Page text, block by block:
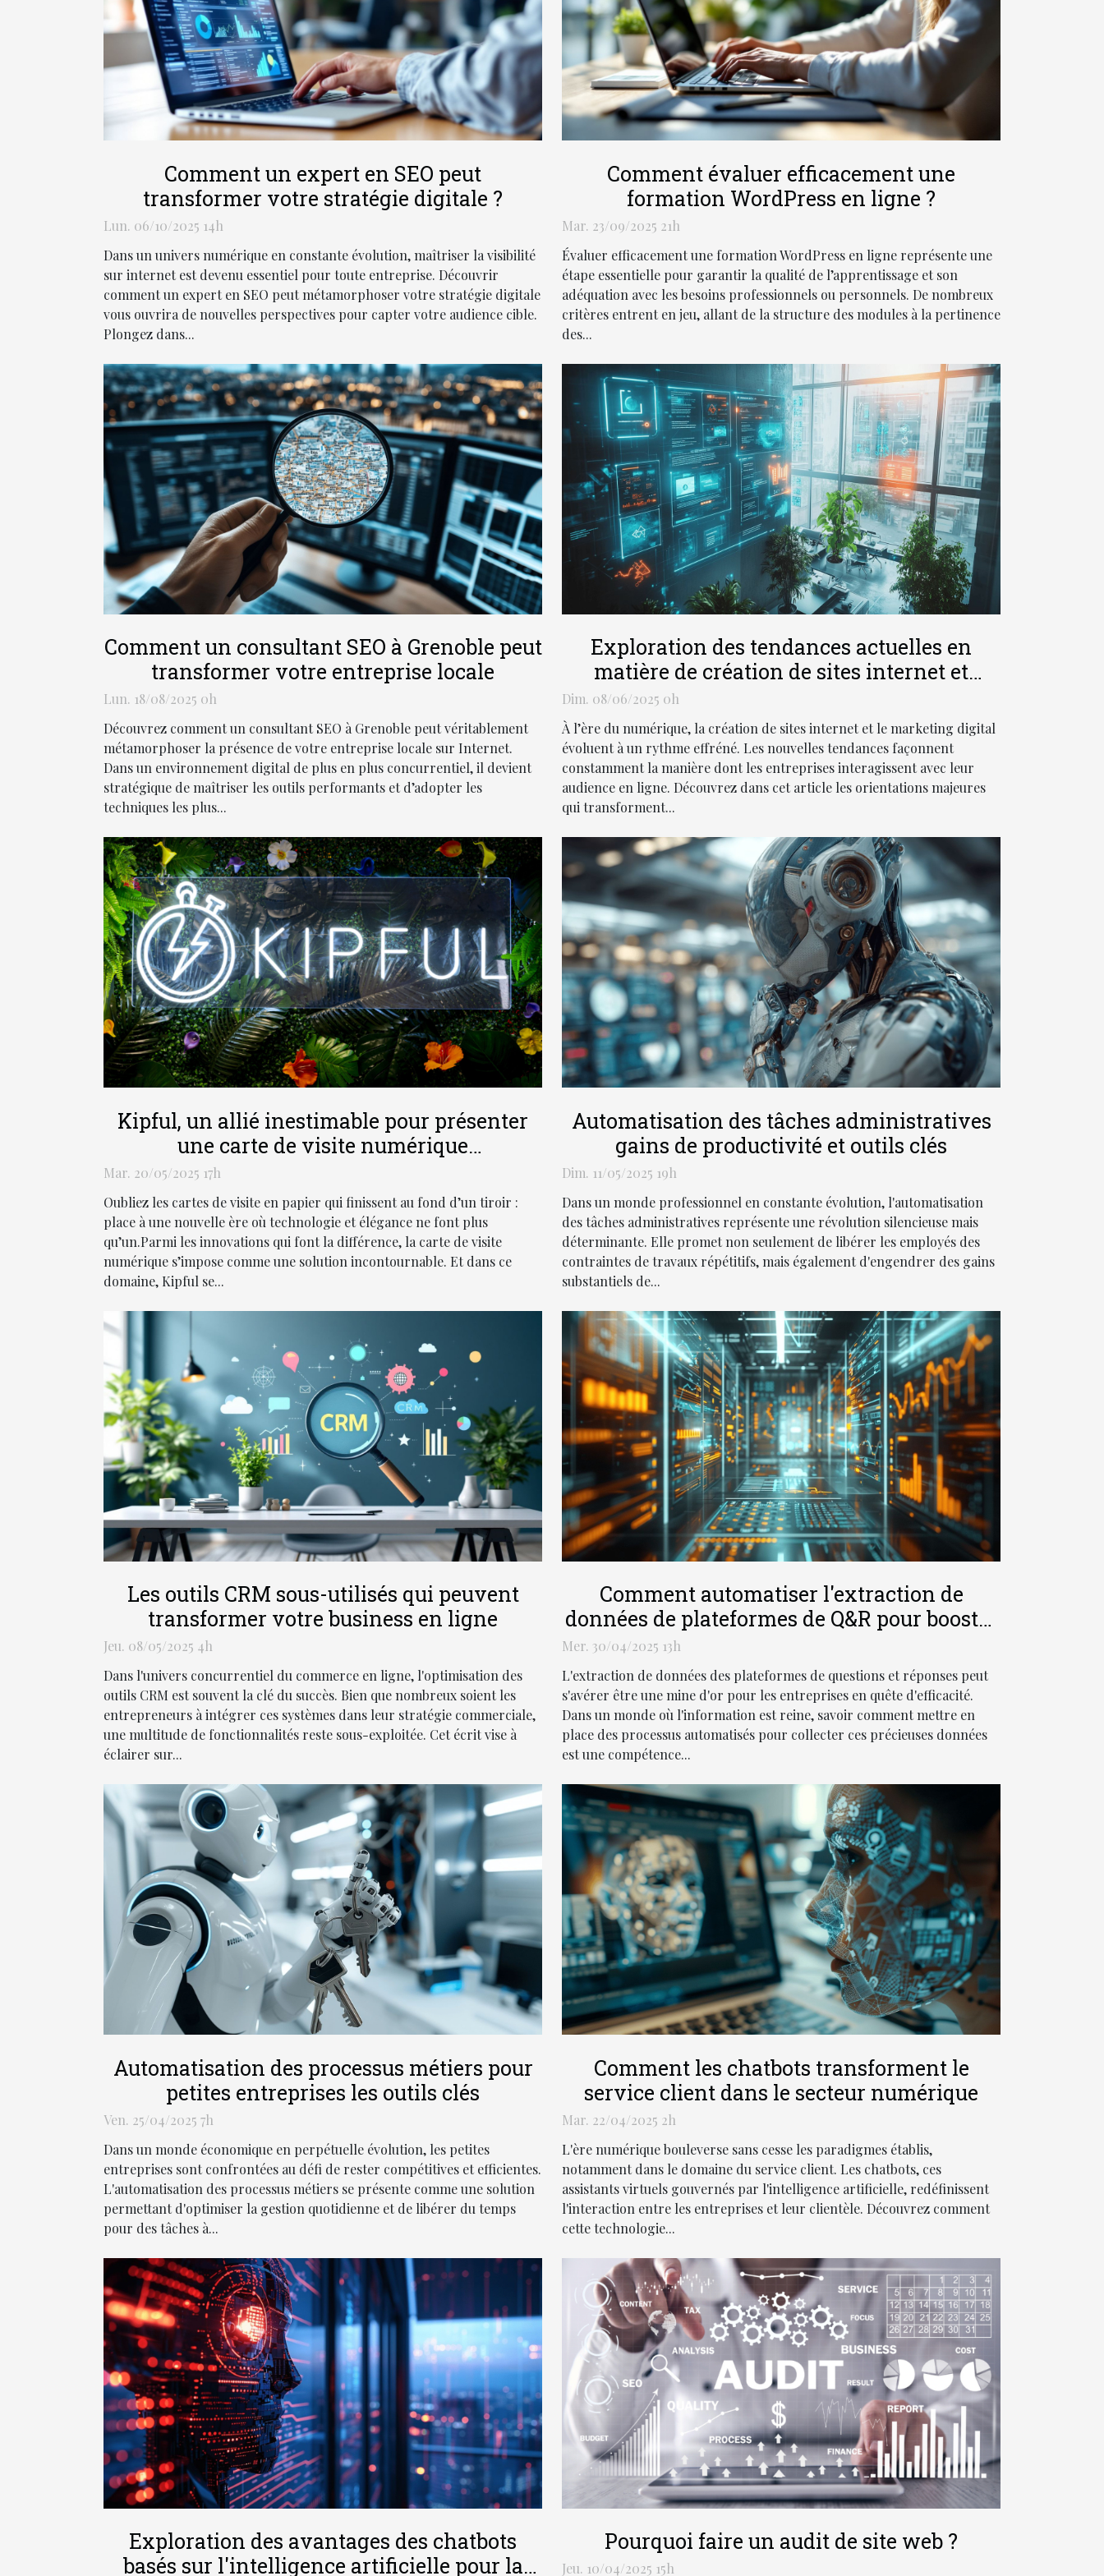
Comment un expert en SEO peut
transformer votre stratégie digitale ?
Lun. 06/10/2025 14h
Dans un univers numérique en constante évolution, maîtriser la visibilité
sur internet est devenu essentiel pour toute entreprise. Découvrir
comment un expert en SEO peut métamorphoser votre stratégie digitale
vous ouvrira de nouvelles perspectives pour capter votre audience cible.
Plongez dans...
Comment évaluer efficacement une
formation WordPress en ligne ?
Mar. 23/09/2025 21h
Évaluer efficacement une formation WordPress en ligne représente une
étape essentielle pour garantir la qualité de l’apprentissage et son
adéquation avec les besoins professionnels ou personnels. De nombreux
critères entrent en jeu, allant de la structure des modules à la pertinence
des...
Comment un consultant SEO à Grenoble peut
transformer votre entreprise locale
Lun. 18/08/2025 0h
Découvrez comment un consultant SEO à Grenoble peut véritablement
métamorphoser la présence de votre entreprise locale sur Internet.
Dans un environnement digital de plus en plus concurrentiel, il devient
stratégique de maîtriser les outils performants et d’adopter les
techniques les plus...
Exploration des tendances actuelles en
matière de création de sites internet et
Dim. 08/06/2025 0h
À l’ère du numérique, la création de sites internet et le marketing digital
évoluent à un rythme effréné. Les nouvelles tendances façonnent
constamment la manière dont les entreprises interagissent avec leur
audience en ligne. Découvrez dans cet article les orientations majeures
qui transforment...
Kipful, un allié inestimable pour présenter
une carte de visite numérique
Mar. 20/05/2025 17h
Oubliez les cartes de visite en papier qui finissent au fond d’un tiroir :
place à une nouvelle ère où technologie et élégance ne font plus
qu’un.Parmi les innovations qui font la différence, la carte de visite
numérique s’impose comme une solution incontournable. Et dans ce
domaine, Kipful se...
Automatisation des tâches administratives
gains de productivité et outils clés
Dim. 11/05/2025 19h
Dans un monde professionnel en constante évolution, l'automatisation
des tâches administratives représente une révolution silencieuse mais
déterminante. Elle promet non seulement de libérer les employés des
contraintes de travaux répétitifs, mais également d'engendrer des gains
substantiels de...
Les outils CRM sous-utilisés qui peuvent
transformer votre business en ligne
Jeu. 08/05/2025 4h
Dans l'univers concurrentiel du commerce en ligne, l'optimisation des
outils CRM est souvent la clé du succès. Bien que nombreux soient les
entrepreneurs à intégrer ces systèmes dans leur stratégie commerciale,
une multitude de fonctionnalités reste sous-exploitée. Cet écrit vise à
éclairer sur...
Comment automatiser l'extraction de
données de plateformes de Q&R pour booster
Mer. 30/04/2025 13h
L'extraction de données des plateformes de questions et réponses peut
s'avérer être une mine d'or pour les entreprises en quête d'efficacité.
Dans un monde où l'information est reine, savoir comment mettre en
place des processus automatisés pour collecter ces précieuses données
est une compétence...
Automatisation des processus métiers pour
petites entreprises les outils clés
Ven. 25/04/2025 7h
Dans un monde économique en perpétuelle évolution, les petites
entreprises sont confrontées au défi de rester compétitives et efficientes.
L'automatisation des processus métiers se présente comme une solution
permettant d'optimiser la gestion quotidienne et de libérer du temps
pour des tâches à...
Comment les chatbots transforment le
service client dans le secteur numérique
Mar. 22/04/2025 2h
L'ère numérique bouleverse sans cesse les paradigmes établis,
notamment dans le domaine du service client. Les chatbots, ces
assistants virtuels gouvernés par l'intelligence artificielle, redéfinissent
l'interaction entre les entreprises et leur clientèle. Découvrez comment
cette technologie...
Exploration des avantages des chatbots
basés sur l'intelligence artificielle pour la
Pourquoi faire un audit de site web ?
Jeu. 10/04/2025 15h